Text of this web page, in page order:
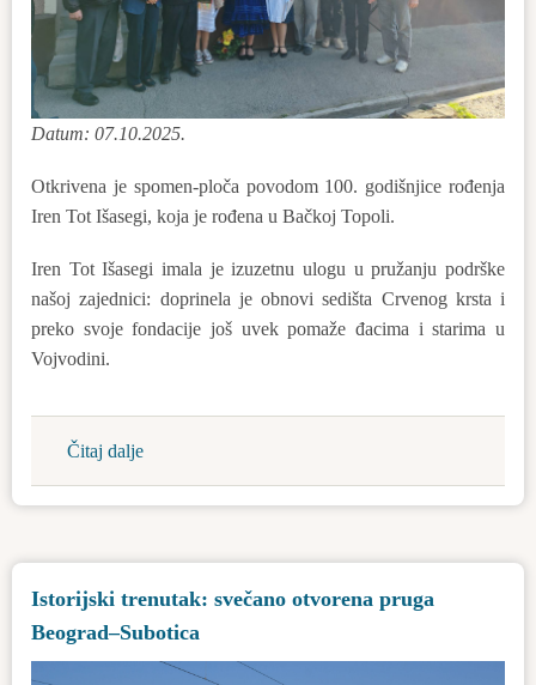
Datum: 07.10.2025.
Otkrivena je spomen-ploča povodom 100. godišnjice rođenja
Iren Tot Išasegi, koja je rođena u Bačkoj Topoli.
Iren Tot Išasegi imala je izuzetnu ulogu u pružanju podrške
našoj zajednici: doprinela je obnovi sedišta Crvenog krsta i
preko svoje fondacije još uvek pomaže đacima i starima u
Vojvodini.
Čitaj dalje
Spomen-
ploča
Iren
Tot
Išasegi
Istorijski trenutak: svečano otvorena pruga
Beograd–Subotica